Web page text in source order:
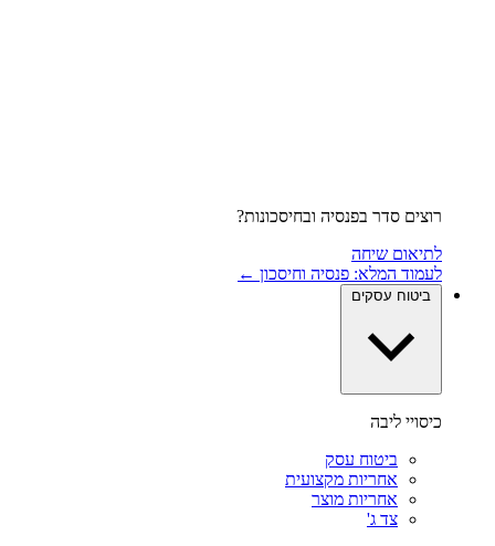
רוצים סדר בפנסיה ובחיסכונות?
לתיאום שיחה
לעמוד המלא: פנסיה וחיסכון ←
ביטוח עסקים
כיסויי ליבה
ביטוח עסק
אחריות מקצועית
אחריות מוצר
צד ג'